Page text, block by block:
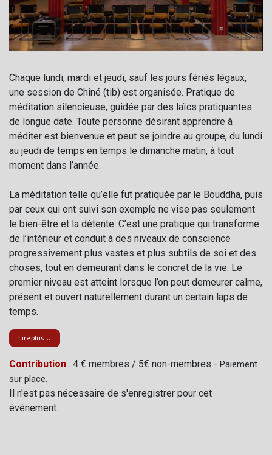
Chaque lundi, mardi et jeudi, sauf les jours fériés légaux,
une session de Chiné (tib) est organisée. Pratique de
méditation silencieuse, guidée par des laïcs pratiquantes
de longue date. Toute personne désirant apprendre à
méditer est bienvenue et peut se joindre au groupe, du lundi
au jeudi de temps en temps le dimanche matin, à tout
moment dans l’année.
La méditation telle qu’elle fut pratiquée par le Bouddha, puis
par ceux qui ont suivi son exemple ne vise pas seulement
le bien-être et la détente. C’est une pratique qui transforme
de l’intérieur et conduit à des niveaux de conscience
progressivement plus vastes et plus subtils de soi et des
choses, tout en demeurant dans le concret de la vie. Le
premier niveau est atteint lorsque l’on peut demeurer calme,
présent et ouvert naturellement durant un certain laps de
temps.
Lire plus ...
Contribution : 4 € membres / 5€ non-membres - Paiement
sur place.
Il n'est pas nécessaire de s'enregistrer pour cet
événement.